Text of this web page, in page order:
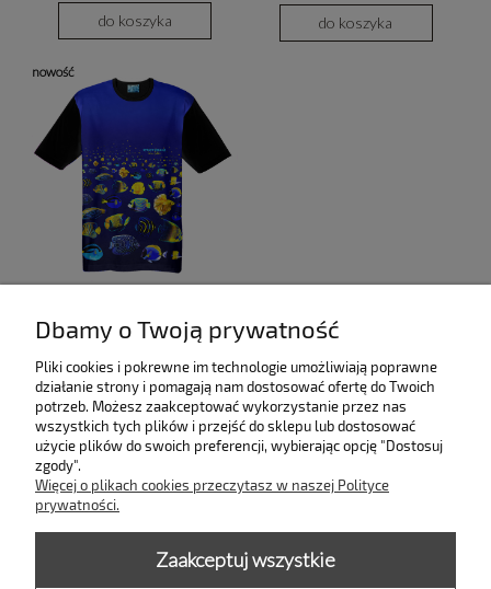
do koszyka do koszyka
139,00 zł
do koszyka
nowość
Dbamy o Twoją prywatność
Pliki cookies i pokrewne im technologie umożliwiają poprawne
działanie strony i pomagają nam dostosować ofertę do Twoich
potrzeb. Możesz zaakceptować wykorzystanie przez nas
wszystkich tych plików i przejść do sklepu lub dostosować
użycie plików do swoich preferencji, wybierając opcję "Dostosuj
zgody".
Więcej o plikach cookies przeczytasz w naszej Polityce
prywatności.
Zaakceptuj wszystkie